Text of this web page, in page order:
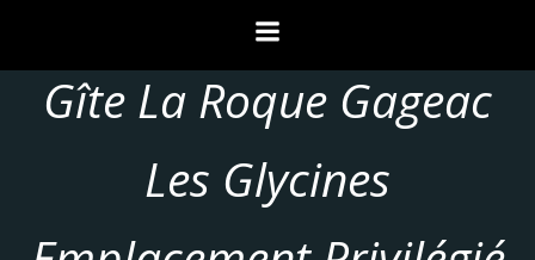
au
contenu
Gîte La Roque Gageac
Les Glycines